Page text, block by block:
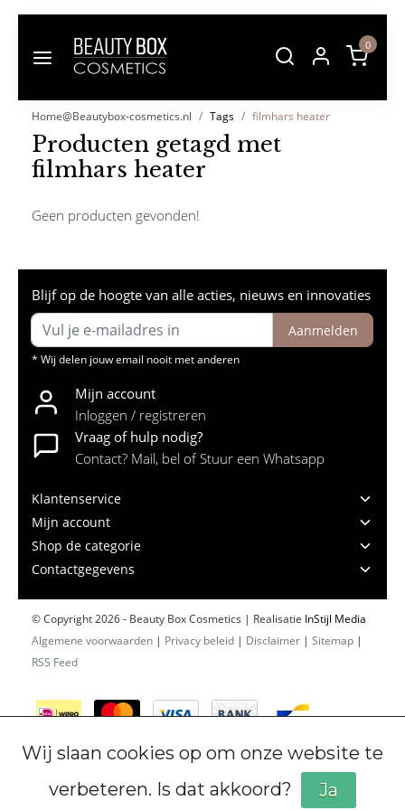
0
Home@Beautybox-cosmetics.nl Tags filmhars heater
Producten getagd met
filmhars heater
Geen producten gevonden!
Blijf op de hoogte van alle acties, nieuws en innovaties
Aanmelden
* Wij delen jouw email nooit met anderen
Mijn account
Inloggen / registreren
Vraag of hulp nodig?
Contact? Mail, bel of Stuur een Whatsapp
Klantenservice
Mijn account
Shop de categorie
Contactgegevens
© Copyright 2026 - Beauty Box Cosmetics | Realisatie InStijl Media
Algemene voorwaarden | Privacy beleid | Disclaimer | Sitemap |
RSS Feed
Wij slaan cookies op om onze website te
verbeteren. Is dat akkoord?
Ja